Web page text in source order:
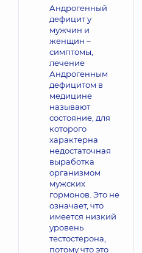
Андрогенный
дефицит у
мужчин и
женщин –
симптомы,
лечение
Андрогенным
дефицитом в
медицине
называют
состояние, для
которого
характерна
недостаточная
выработка
организмом
мужских
гормонов. Это не
означает, что
имеется низкий
уровень
тестостерона,
потому что это